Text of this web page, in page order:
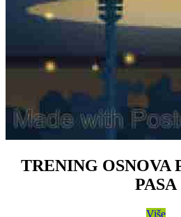
TRENING OSNOVA
PASA
Više